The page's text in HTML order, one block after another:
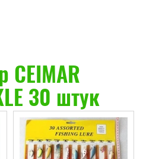
CEIMAR
30 штук